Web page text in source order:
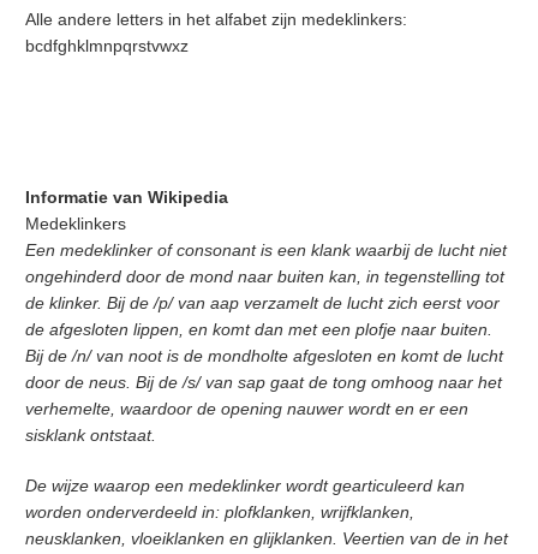
Alle andere letters in het alfabet zijn medeklinkers:
bcdfghklmnpqrstvwxz
Informatie van Wikipedia
Medeklinkers
Een medeklinker of consonant is een klank waarbij de lucht niet
ongehinderd door de mond naar buiten kan, in tegenstelling tot
de klinker. Bij de /p/ van aap verzamelt de lucht zich eerst voor
de afgesloten lippen, en komt dan met een plofje naar buiten.
Bij de /n/ van noot is de mondholte afgesloten en komt de lucht
door de neus. Bij de /s/ van sap gaat de tong omhoog naar het
verhemelte, waardoor de opening nauwer wordt en er een
sisklank ontstaat.
De wijze waarop een medeklinker wordt gearticuleerd kan
worden onderverdeeld in: plofklanken, wrijfklanken,
neusklanken, vloeiklanken en glijklanken. Veertien van de in het